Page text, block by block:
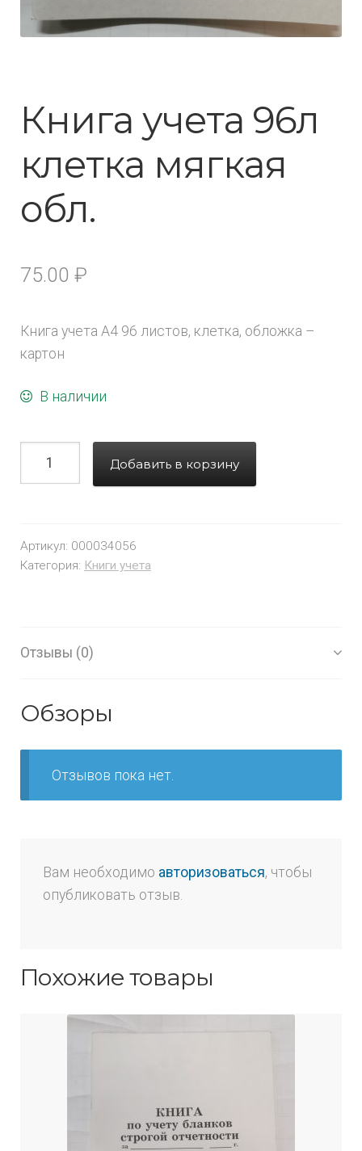
Книга учета 96л
клетка мягкая
обл.
75.00 ₽
Книга учета А4 96 листов, клетка, обложка –
картон
В наличии
Добавить в корзину
Артикул: 000034056
Категория: Книги учета
Отзывы (0)
Обзоры
Отзывов пока нет.
Вам необходимо авторизоваться, чтобы
опубликовать отзыв.
Похожие товары